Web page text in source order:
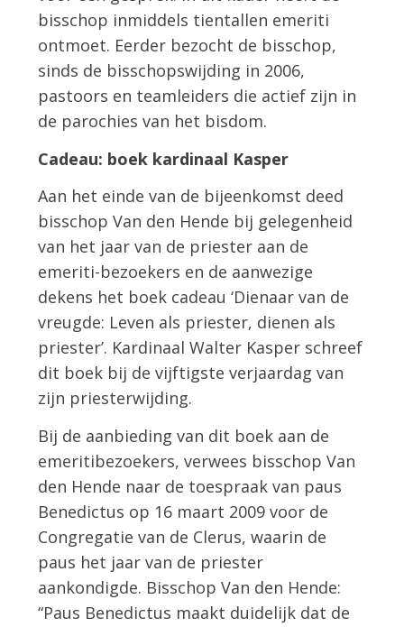
bisschop inmiddels tientallen emeriti
ontmoet. Eerder bezocht de bisschop,
sinds de bisschopswijding in 2006,
pastoors en teamleiders die actief zijn in
de parochies van het bisdom.
Cadeau: boek kardinaal Kasper
Aan het einde van de bijeenkomst deed
bisschop Van den Hende bij gelegenheid
van het jaar van de priester aan de
emeriti-bezoekers en de aanwezige
dekens het boek cadeau ‘Dienaar van de
vreugde: Leven als priester, dienen als
priester’. Kardinaal Walter Kasper schreef
dit boek bij de vijftigste verjaardag van
zijn priesterwijding.
Bij de aanbieding van dit boek aan de
emeritibezoekers, verwees bisschop Van
den Hende naar de toespraak van paus
Benedictus op 16 maart 2009 voor de
Congregatie van de Clerus, waarin de
paus het jaar van de priester
aankondigde. Bisschop Van den Hende:
“Paus Benedictus maakt duidelijk dat de